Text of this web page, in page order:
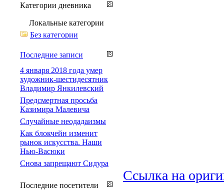
Ссылка на
Категории дневника
Локальные категории
Без категории
Последние записи
4 января 2018 года умер
художник-шестидесятник
Владимир Янкилевский
Предсмертная просьба
Казимира Малевича
Случайные неодадаизмы
Как блокчейн изменит
рынок искусства. Наши
Нью-Васюки
Снова запрещают Сидура
Последние посетители